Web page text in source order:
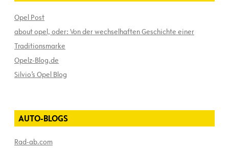
Opel Post
about opel, oder: Von der wechselhaften Geschichte einer
Traditionsmarke
Opelz-Blog.de
Silvio’s Opel Blog
AUTO-BLOGS
Rad-ab.com